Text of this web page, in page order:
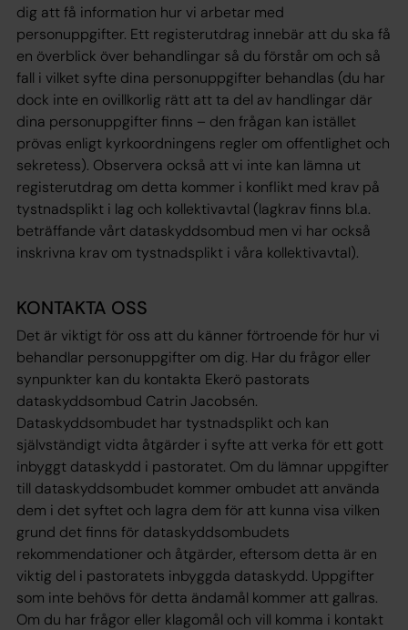
dig att få information hur vi arbetar med
personuppgifter. Ett registerutdrag innebär att du ska få
en överblick över behandlingar så du förstår om och så
fall i vilket syfte dina personuppgifter behandlas (du har
dock inte en ovillkorlig rätt att ta del av handlingar där
dina personuppgifter finns – den frågan kan istället
prövas enligt kyrkoordningens regler om offentlighet och
sekretess). Observera också att vi inte kan lämna ut
registerutdrag om detta kommer i konflikt med krav på
tystnadsplikt i lag och kollektivavtal (lagkrav finns bl.a.
beträffande vårt dataskyddsombud men vi har också
inskrivna krav om tystnadsplikt i våra kollektivavtal).
KONTAKTA OSS
Det är viktigt för oss att du känner förtroende för hur vi
behandlar personuppgifter om dig. Har du frågor eller
synpunkter kan du kontakta Ekerö pastorats
dataskyddsombud Catrin Jacobsén.
Dataskyddsombudet har tystnadsplikt och kan
självständigt vidta åtgärder i syfte att verka för ett gott
inbyggt dataskydd i pastoratet. Om du lämnar uppgifter
till dataskyddsombudet kommer ombudet att använda
dem i det syftet och lagra dem för att kunna visa vilken
grund det finns för dataskyddsombudets
rekommendationer och åtgärder, eftersom detta är en
viktig del i pastoratets inbyggda dataskydd. Uppgifter
som inte behövs för detta ändamål kommer att gallras.
Om du har frågor eller klagomål och vill komma i kontakt